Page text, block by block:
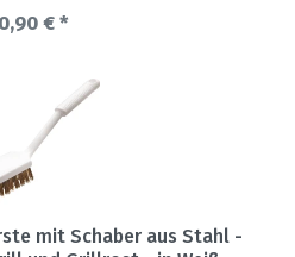
€ *
mit Schaber aus Stahl -